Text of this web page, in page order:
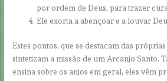
por ordem de Deus, para trazer
Ele exorta a abençoar e a louvar
Estes pontos, que se destacam das
sintetizam a missão de um Arcanjo Santo.
ensina sobre os anjos em geral, eles vêm